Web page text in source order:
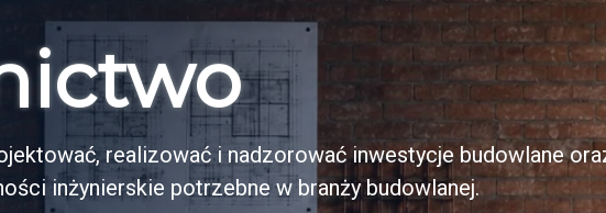
realizować i nadzorować inwestycje budowlane
inżynierskie potrzebne w branży budowlanej.